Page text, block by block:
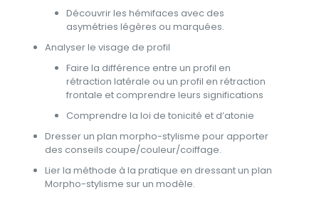
Découvrir les hémifaces avec des
asymétries légères ou marquées.
Analyser le visage de profil
Faire la différence entre un profil en
rétraction latérale ou un profil en rétraction
frontale et comprendre leurs significations
Comprendre la loi de tonicité et d’atonie
Dresser un plan morpho-stylisme pour apporter
des conseils coupe/couleur/coiffage.
Lier la méthode à la pratique en dressant un plan
Morpho-stylisme sur un modèle.